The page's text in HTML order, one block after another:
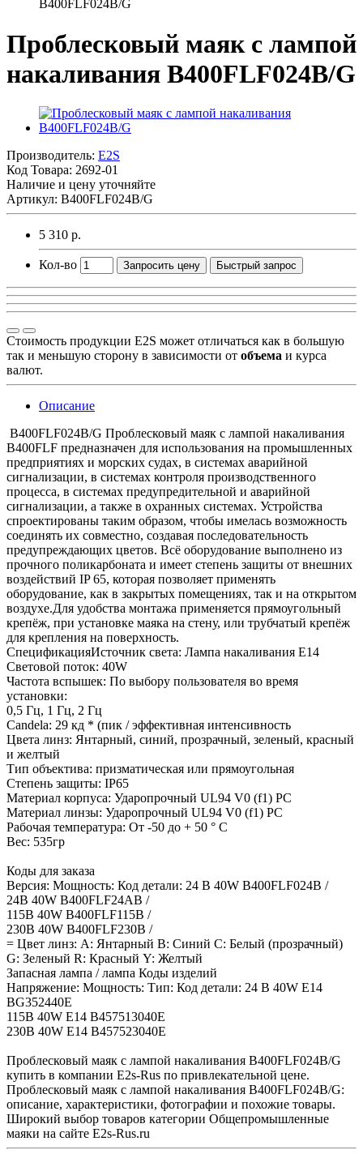
B400FLF024B/G
Проблесковый маяк с лампой
накаливания B400FLF024B/G
Производитель: E2S
Код Товара: 2692-01
Наличие и цену уточняйте
Артикул: B400FLF024B/G
5 310 р.
Кол-во Запросить цену Быстрый запрос
Стоимость продукции E2S может отличаться как в большую
так и меньшую сторону в зависимости от объема и курса
валют.
Описание
B400FLF024B/G Проблесковый маяк с лампой накаливания
B400FLF предназначен для использования на промышленных
предприятиях и морских судах, в системах аварийной
сигнализации, в системах контроля производственного
процесса, в системах предупредительной и аварийной
сигнализации, а также в охранных системах. Устройства
спроектированы таким образом, чтобы имелась возможность
соединять их совместно, создавая последовательность
предупреждающих цветов. Всё оборудование выполнено из
прочного поликарбоната и имеет степень защиты от внешних
воздействий IP 65, которая позволяет применять
оборудование, как в закрытых помещениях, так и на открытом
воздухе.Для удобства монтажа применяется прямоугольный
крепёж, при установке маяка на стену, или трубчатый крепёж
для крепления на поверхность.
СпецификацияИсточник света: Лампа накаливания E14
Световой поток: 40W
Частота вспышек: По выбору пользователя во время
установки:
0,5 Гц, 1 Гц, 2 Гц
Candela: 29 кд * (пик / эффективная интенсивность
Цвета линз: Янтарный, синий, прозрачный, зеленый, красный
и желтый
Тип объектива: призматическая или прямоугольная
Степень защиты: IP65
Материал корпуса: Ударопрочный UL94 V0 (f1) PC
Материал линзы: Ударопрочный UL94 V0 (f1) PC
Рабочая температура: От -50 до + 50 ° C
Вес: 535гр
Коды для заказа
Версия: Мощность: Код детали: 24 В 40W B400FLF024B /
24В 40W B400FLF24AB /
115В 40W B400FLF115B /
230В 40W B400FLF230B /
= Цвет линз: А: Янтарный B: Синий C: Белый (прозрачный)
G: Зеленый R: Красный Y: Желтый
Запасная лампа / лампа Коды изделий
Напряжение: Мощность: Тип: Код детали: 24 В 40W E14
BG352440E
115В 40W E14 B457513040E
230В 40W E14 B457523040E
Проблесковый маяк с лампой накаливания B400FLF024B/G
купить в компании E2s-Rus по привлекательной цене.
Проблесковый маяк с лампой накаливания B400FLF024B/G:
описание, характеристики, фотографии и похожие товары.
Широкий выбор товаров категории Общепромышленные
маяки на сайте E2s-Rus.ru